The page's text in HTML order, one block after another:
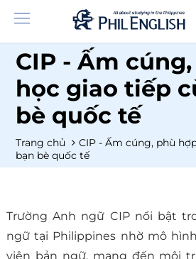
CIP - Ấm
học giao tiếp
bè quốc tế
Trang chủ
CIP - Ấm cúng, phù
bạn bè quốc tế
Trường Anh ngữ CIP nổi bật
ngữ tại Philippines nhờ mô
viên bản ngữ, mang đến môi